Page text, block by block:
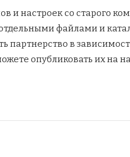
и настроек со старого
файлами и
в
опубликовать их на